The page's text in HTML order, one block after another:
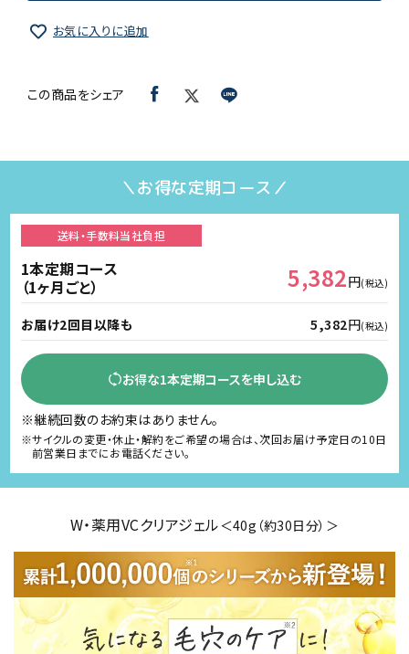
お気に入りに追加
この商品をシェア
＼お得な定期コース／
送料・手数料当社負担
1本定期コース
（1ヶ月ごと）
5,382円(税込)
お届け2回目以降も 5,382円(税込)
お得な1本定期コースを申し込む
※継続回数のお約束はありません。
※サイクルの変更・休止・解約をご希望の場合は、次回お届け予定日の10日
前営業日までにお電話ください。
W・薬用VCクリアジェル＜40g（約30日分）＞